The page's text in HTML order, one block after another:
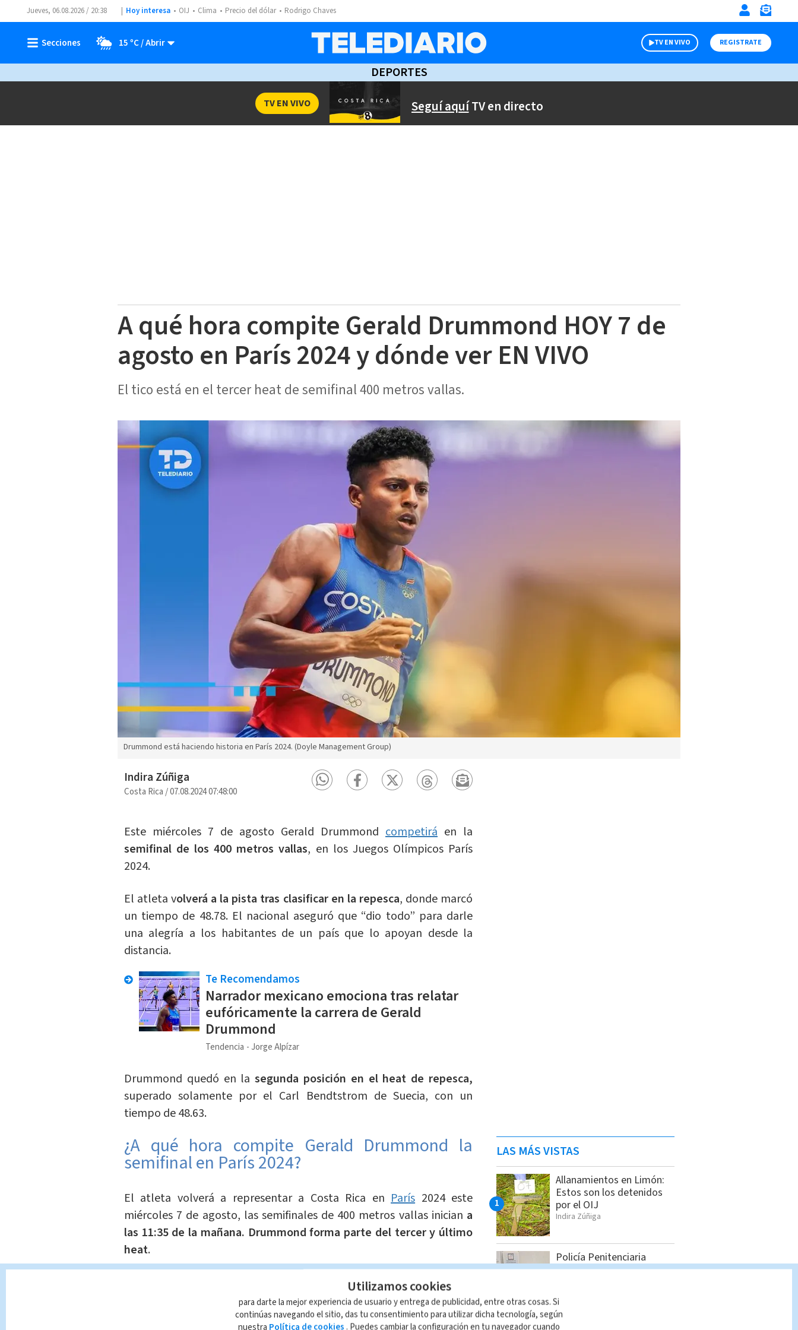
Jueves, 06.08.2026 / 20:38 Hoy interesa OIJ Clima Precio del dólar Rodrigo Chaves
15 ºC TV EN VIVO REGISTRATE
DEPORTES
Seguí aquíTV en directo
TV EN VIVO
A qué hora compite Gerald Drummond HOY 7 de
agosto en París 2024 y dónde ver EN VIVO
El tico está en el tercer heat de semifinal 400 metros vallas.
Drummond está haciendo historia en París 2024. (Doyle Management Group)
Indira Zúñiga
Costa Rica/07.08.2024 07:48:00
Este miércoles 7 de agosto Gerald Drummond competirá en la
semifinal de los 400 metros vallas, en los Juegos Olímpicos París
2024.
El atleta volverá a la pista tras clasificar en la repesca, donde marcó
un tiempo de 48.78. El nacional aseguró que “dio todo” para darle
una alegría a los habitantes de un país que lo apoyan desde la
distancia.
Te Recomendamos
Narrador mexicano emociona tras relatar
eufóricamente la carrera de Gerald
Drummond
Tendencia Jorge Alpízar
Drummond quedó en lasegunda posición en el heat de repesca,
superado solamente por el Carl Bendtstrom de Suecia, con un
tiempo de 48.63.
¿A qué hora compite Gerald Drummond la
semifinal en París 2024?
El atleta volverá a representar a Costa Rica enParís 2024 este
miércoles 7 de agosto, las semifinales de 400 metros vallas inician a
las 11:35 de la mañana. Drummond forma parte del tercer y último
heat.
dos primeros atletas y los dos
, completando los ocho finalistas.
LAS MÁS VISTAS
Allanamientos en Limón:
Estos son los detenidos
por el OIJ
Indira Zúñiga
Policía Penitenciaria
decomisa celulares,
Reforma
Cristian Segura
Utilizamos cookies
para darte la mejor experiencia de usuario y entrega de publicidad, entre otras cosas. Si
continúas navegando el sitio, das tu consentimiento para utilizar dicha tecnología, según
nuestra Política de cookies . Puedes cambiar la configuración en tu navegador cuando